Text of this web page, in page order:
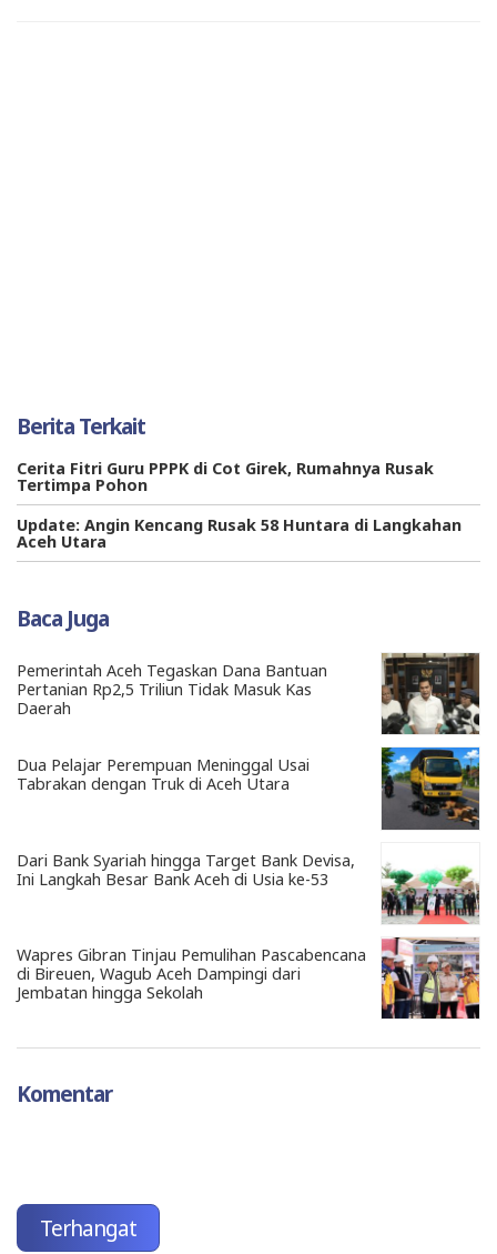
Berita Terkait
Cerita Fitri Guru PPPK di Cot Girek, Rumahnya Rusak
Tertimpa Pohon
Update: Angin Kencang Rusak 58 Huntara di Langkahan
Aceh Utara
Baca Juga
Pemerintah Aceh Tegaskan Dana Bantuan
Pertanian Rp2,5 Triliun Tidak Masuk Kas
Daerah
Dua Pelajar Perempuan Meninggal Usai
Tabrakan dengan Truk di Aceh Utara
Dari Bank Syariah hingga Target Bank Devisa,
Ini Langkah Besar Bank Aceh di Usia ke-53
Wapres Gibran Tinjau Pemulihan Pascabencana
di Bireuen, Wagub Aceh Dampingi dari
Jembatan hingga Sekolah
Komentar
Terhangat